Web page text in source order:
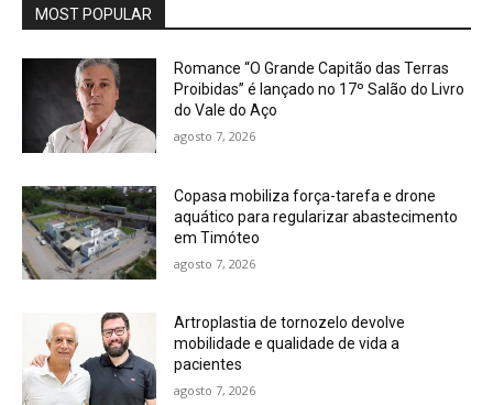
MOST POPULAR
Romance “O Grande Capitão das Terras
Proibidas” é lançado no 17º Salão do Livro
do Vale do Aço
agosto 7, 2026
Copasa mobiliza força-tarefa e drone
aquático para regularizar abastecimento
em Timóteo
agosto 7, 2026
Artroplastia de tornozelo devolve
mobilidade e qualidade de vida a
pacientes
agosto 7, 2026